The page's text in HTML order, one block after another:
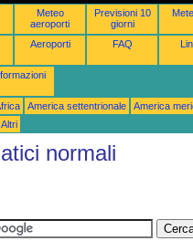
Meteo
aeroporti
Previsioni 10
giorni
Aeroporti FAQ
America settentrionale America
Altri
normali